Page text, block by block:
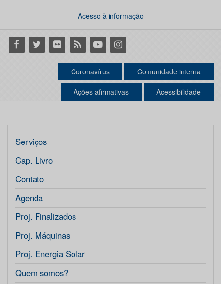
Acesso à informação
Facebook
Twitter Flickr RSS YoutubeInstagram
Coronavírus Comunidade interna
Ações afirmativas Acessibilidade
Serviços
Cap. Livro
Contato
Agenda
Proj. Finalizados
Proj. Máquinas
Proj. Energia Solar
Quem somos?